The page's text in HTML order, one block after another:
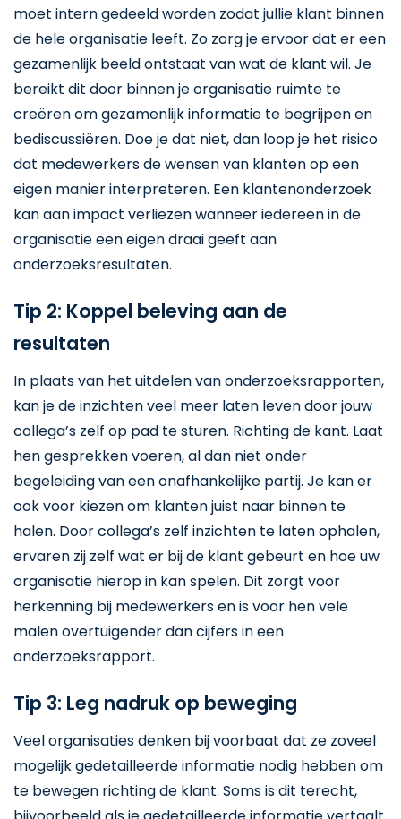
moet intern gedeeld worden zodat jullie klant binnen
de hele organisatie leeft. Zo zorg je ervoor dat er een
gezamenlijk beeld ontstaat van wat de klant wil. Je
bereikt dit door binnen je organisatie ruimte te
creëren om gezamenlijk informatie te begrijpen en
bediscussiëren. Doe je dat niet, dan loop je het risico
dat medewerkers de wensen van klanten op een
eigen manier interpreteren. Een klantenonderzoek
kan aan impact verliezen wanneer iedereen in de
organisatie een eigen draai geeft aan
onderzoeksresultaten.
Tip 2: Koppel beleving aan de
resultaten
In plaats van het uitdelen van onderzoeksrapporten,
kan je de inzichten veel meer laten leven door jouw
collega’s zelf op pad te sturen. Richting de kant. Laat
hen gesprekken voeren, al dan niet onder
begeleiding van een onafhankelijke partij. Je kan er
ook voor kiezen om klanten juist naar binnen te
halen. Door collega’s zelf inzichten te laten ophalen,
ervaren zij zelf wat er bij de klant gebeurt en hoe uw
organisatie hierop in kan spelen. Dit zorgt voor
herkenning bij medewerkers en is voor hen vele
malen overtuigender dan cijfers in een
onderzoeksrapport.
Tip 3: Leg nadruk op beweging
Veel organisaties denken bij voorbaat dat ze zoveel
mogelijk gedetailleerde informatie nodig hebben om
te bewegen richting de klant. Soms is dit terecht,